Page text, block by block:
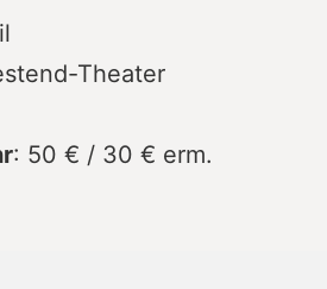
Theater
: 50 € / 30 € erm.